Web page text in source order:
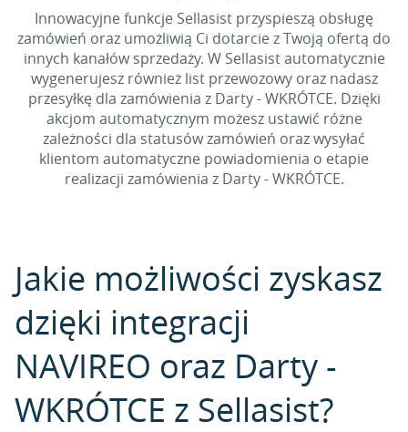
Innowacyjne funkcje Sellasist przyspieszą obsługę
zamówień oraz umożliwią Ci dotarcie z Twoją ofertą do
innych kanałów sprzedaży. W Sellasist automatycznie
wygenerujesz również list przewozowy oraz nadasz
przesyłkę dla zamówienia z Darty - WKRÓTCE. Dzięki
akcjom automatycznym możesz ustawić różne
zależności dla statusów zamówień oraz wysyłać
klientom automatyczne powiadomienia o etapie
realizacji zamówienia z Darty - WKRÓTCE.
Jakie możliwości zyskasz
dzięki integracji
NAVIREO oraz Darty -
WKRÓTCE z Sellasist?